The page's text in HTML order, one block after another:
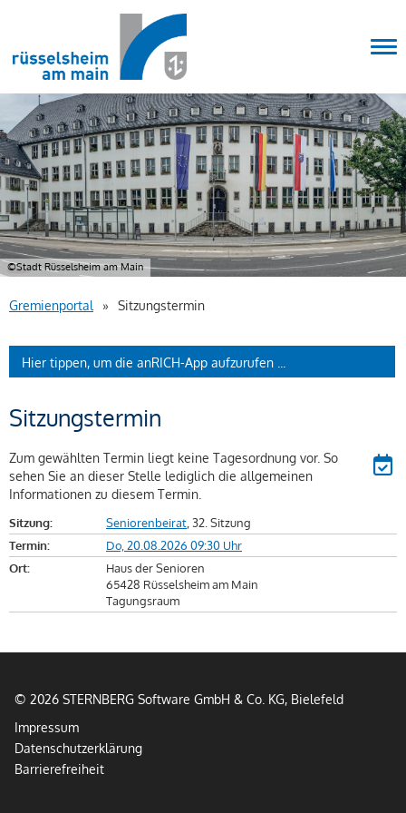
©Stadt Rüsselsheim am Main
Gremienportal » Sitzungstermin
Hier tippen, um die anRICH-App aufzurufen ...
Sitzungstermin
Zum gewählten Termin liegt keine Tagesordnung vor. So
sehen Sie an dieser Stelle lediglich die allgemeinen
Informationen zu diesem Termin.
Sitzung: Seniorenbeirat , 32. Sitzung
Termin:
Do, 20.08.2026 09:30 Uhr
Ort:
Haus der Senioren
65428 Rüsselsheim am Main
Tagungsraum
© 2026 STERNBERG Software GmbH & Co. KG, Bielefeld
Impressum
Datenschutzerklärung
Barrierefreiheit